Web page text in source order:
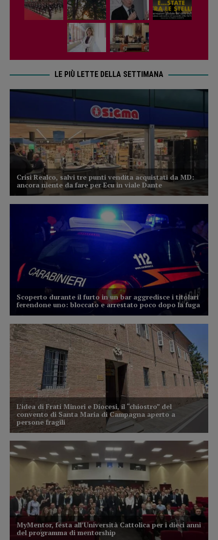
LE PIÙ LETTE DELLA SETTIMANA